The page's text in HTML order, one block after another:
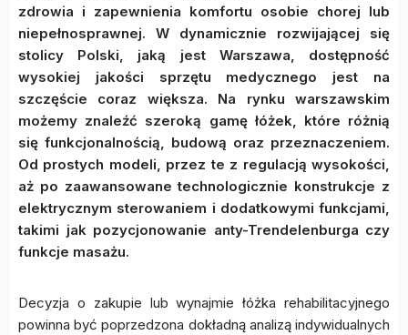
zdrowia i zapewnienia komfortu osobie chorej lub
niepełnosprawnej. W dynamicznie rozwijającej się
stolicy Polski, jaką jest Warszawa, dostępność
wysokiej jakości sprzętu medycznego jest na
szczęście coraz większa. Na rynku warszawskim
możemy znaleźć szeroką gamę łóżek, które różnią
się funkcjonalnością, budową oraz przeznaczeniem.
Od prostych modeli, przez te z regulacją wysokości,
aż po zaawansowane technologicznie konstrukcje z
elektrycznym sterowaniem i dodatkowymi funkcjami,
takimi jak pozycjonowanie anty-Trendelenburga czy
funkcje masażu.
Decyzja o zakupie lub wynajmie łóżka rehabilitacyjnego
powinna być poprzedzona dokładną analizą indywidualnych